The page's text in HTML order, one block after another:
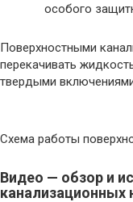
особого
Поверхностными
перекачивать
твердыми
Схема работы
Видео — обзор и
канализационных